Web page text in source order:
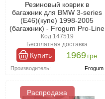
Резиновый коврик в
багажник для BMW 3-series
(E46)(купе) 1998-2005
(багажник) - Frogum Pro-Line
Код 147519
Бесплатная доставка
Купить 1969грн
Производитель: Frogum
Распродажа